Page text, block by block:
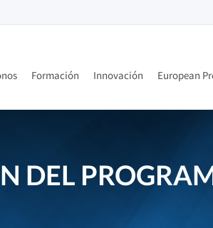
Formación Innovación European
DEL